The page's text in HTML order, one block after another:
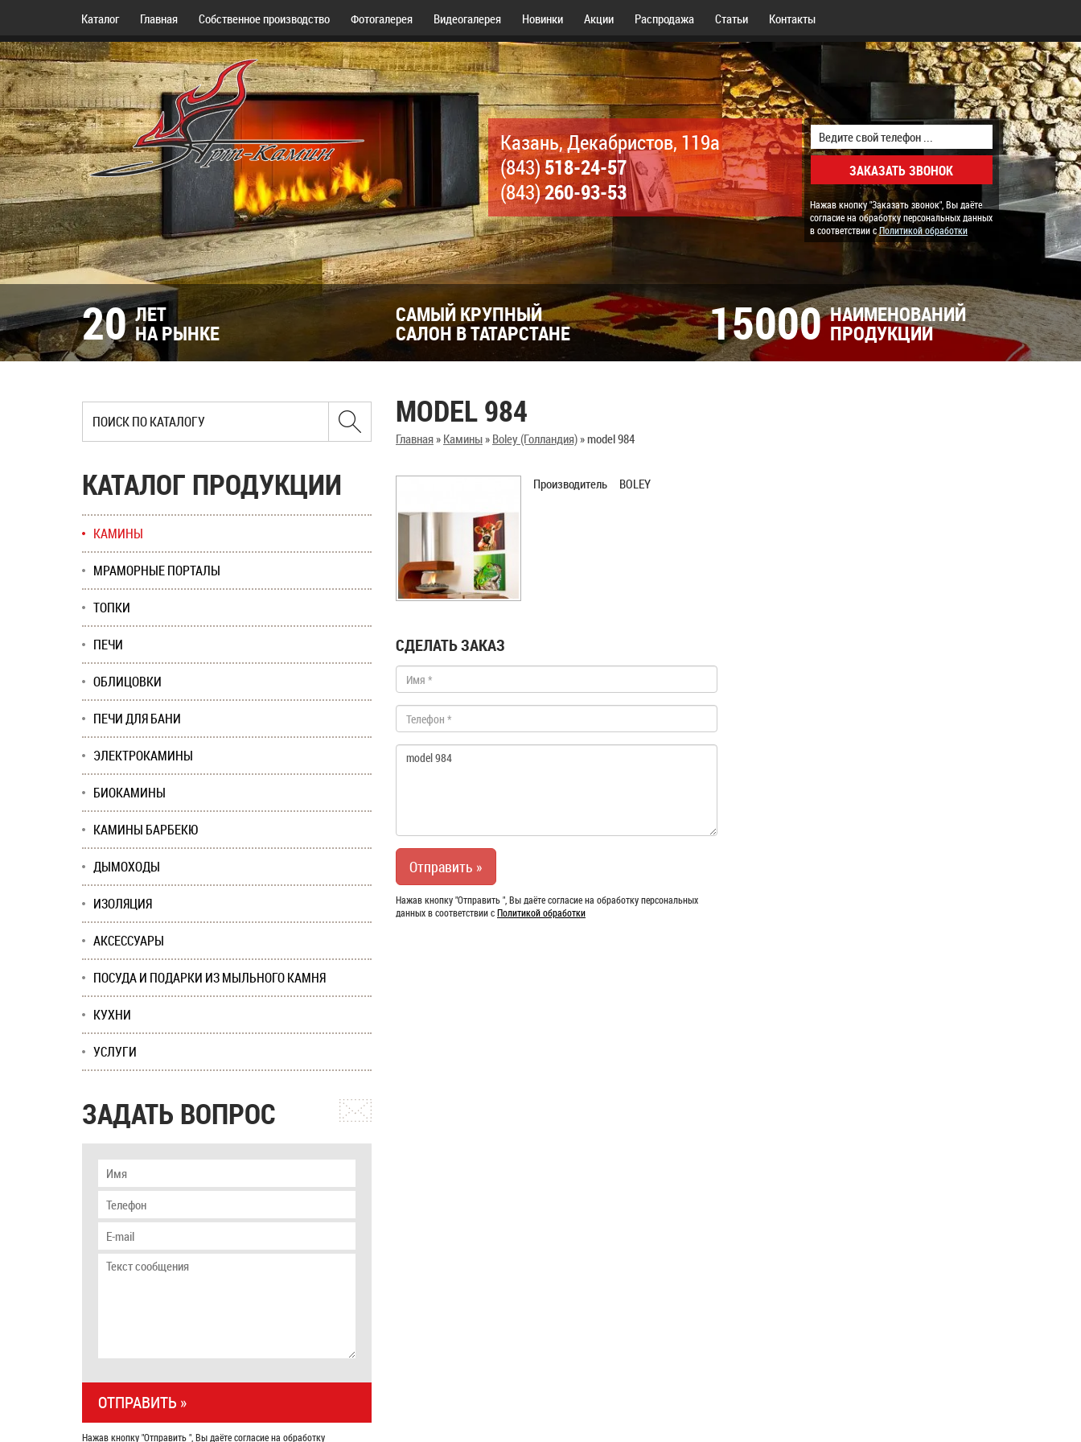
Каталог Главная Собственное производство Фотогалерея Видеогалерея Новинки Акции Распродажа Статьи Контакты
Казань, Декабристов, 119а
(843)518-24-57
(843)260-93-53
Нажав кнопку "Заказать звонок", Вы даёте
согласие на обработку персональных данных
в соответствии сПолитикой обработки
20 ЛЕТ
НА РЫНКЕ
САМЫЙ КРУПНЫЙ
САЛОН В ТАТАРСТАНЕ 15000 НАИМЕНОВАНИЙ
ПРОДУКЦИИ
MODEL 984
Главная» Камины» Boley (Голландия)»model 984
Производитель BOLEY
СДЕЛАТЬ ЗАКАЗ
Нажав кнопку "Отправить ", Вы даёте согласие на обработку персональных
данных в соответствии сПолитикой обработки
КАТАЛОГ ПРОДУКЦИИ
КАМИНЫ
МРАМОРНЫЕ ПОРТАЛЫ
ТОПКИ
ПЕЧИ
ОБЛИЦОВКИ
ПЕЧИ ДЛЯ БАНИ
ЭЛЕКТРОКАМИНЫ
БИОКАМИНЫ
КАМИНЫ БАРБЕКЮ
ДЫМОХОДЫ
ИЗОЛЯЦИЯ
АКСЕССУАРЫ
ПОСУДА И ПОДАРКИ ИЗ МЫЛЬНОГО КАМНЯ
КУХНИ
УСЛУГИ
ЗАДАТЬ ВОПРОС
Нажав кнопку "Отправить ", Вы даёте согласие на обработку